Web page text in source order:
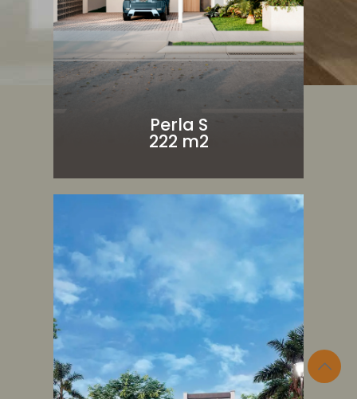
Perla S
222 m2